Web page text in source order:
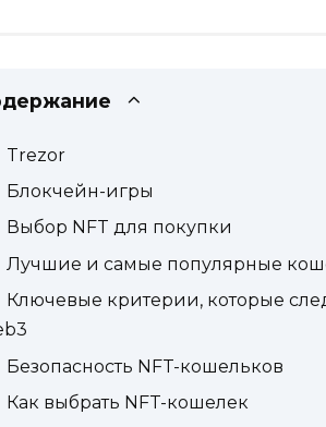
Trezor
Блокчейн-игры
Выбор NFT для покупки
Лучшие и самые популярные
Ключевые критерии, которые
Безопасность NFT-кошельков
Как выбрать NFT-кошелек